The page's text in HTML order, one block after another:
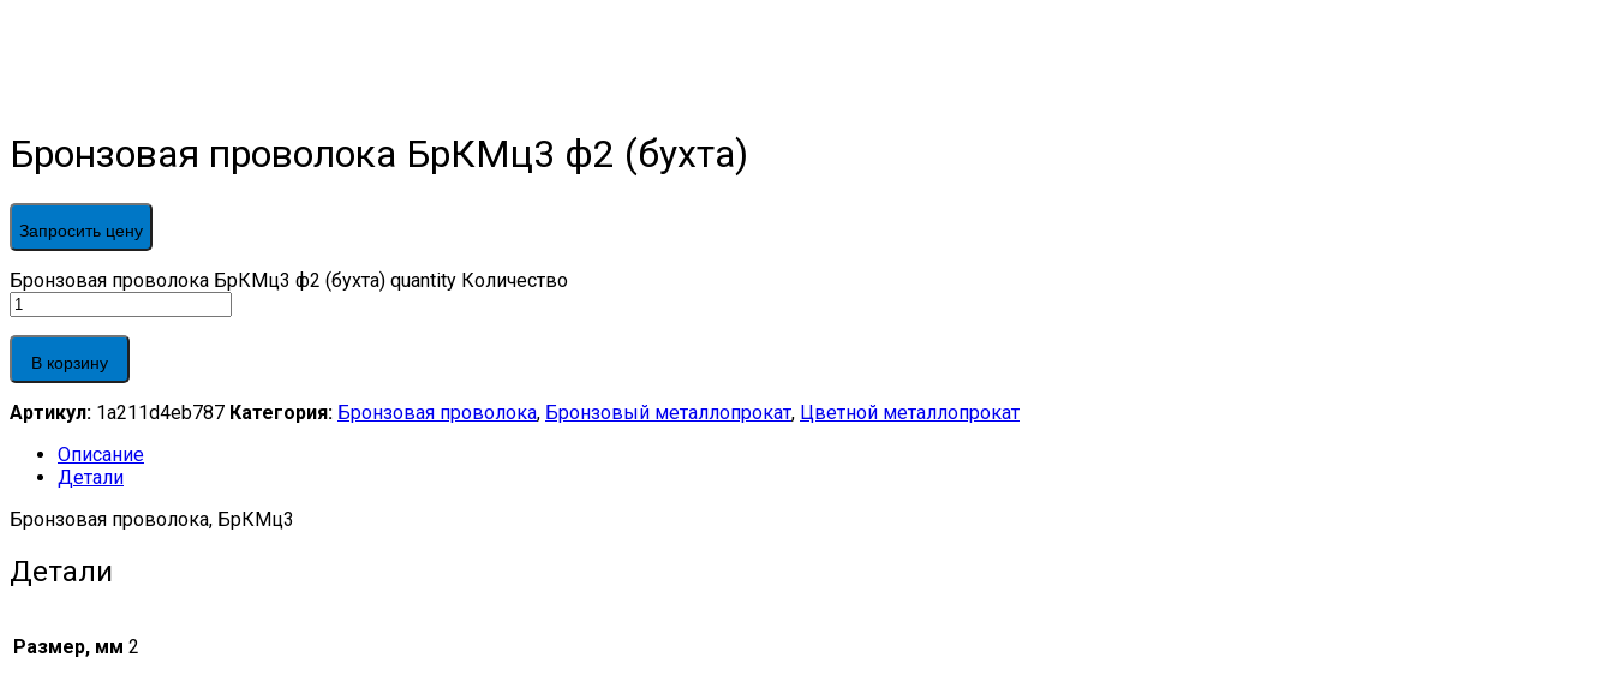
Бронзовая проволока БрКМц3 ф2 (бухта)
Запросить цену
Бронзовая проволока БрКМц3 ф2 (бухта) quantity Количество
В корзину
Артикул: 1a211d4eb787 Категория: Бронзовая проволока, Бронзовый металлопрокат, Цветной металлопрокат
Описание
Детали
Бронзовая проволока, БрКМц3
Детали
Размер, мм 2